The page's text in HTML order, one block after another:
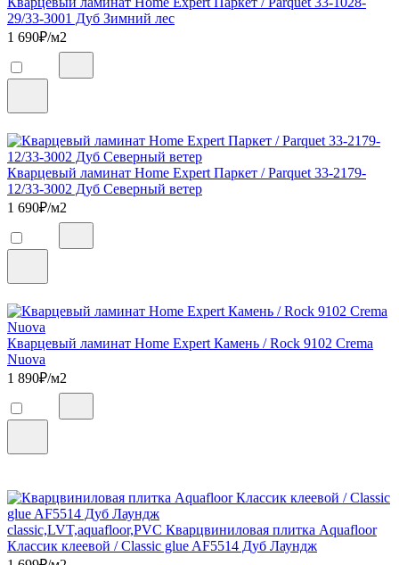
29/33-3001 Дуб Зимний лес
1 690₽/м2
Кварцевый ламинат Home Expert Паркет / Parquet 33-2179-
12/33-3002 Дуб Северный ветер
1 690₽/м2
Кварцевый ламинат Home Expert Камень / Rock 9102 Crema
Nuova
1 890₽/м2
classic,LVT,aquafloor,PVC Кварцвиниловая плитка Aquafloor
Классик клеевой / Classic glue AF5514 Дуб Лаундж